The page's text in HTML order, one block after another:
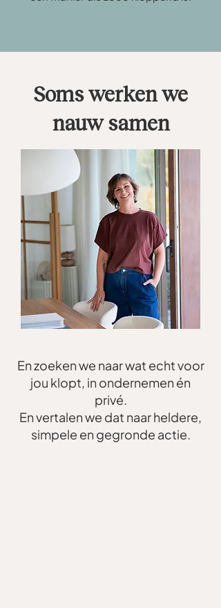
Soms werken we
nauw samen
En zoeken we naar wat echt voor
jou klopt, in ondernemen én
privé.
En vertalen we dat naar heldere,
simpele en gegronde actie.